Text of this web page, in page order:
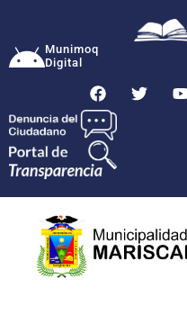
Munimoq
Digital